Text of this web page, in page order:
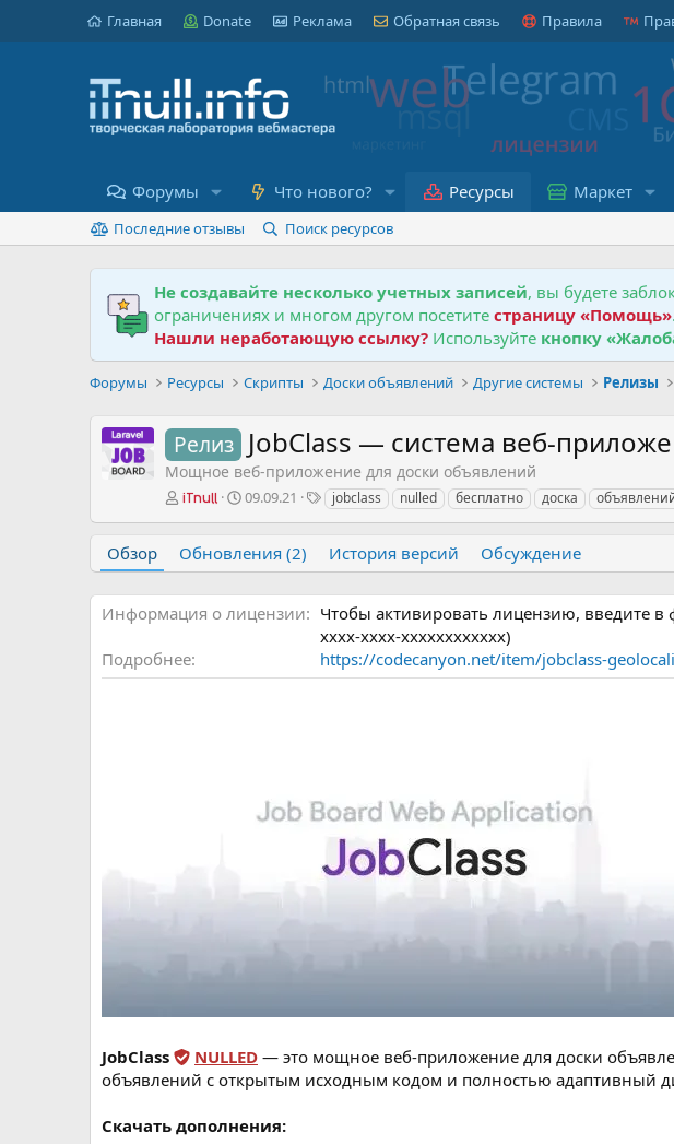
Главная Donate Реклама Обратная связь Правила
Форумы Что нового? Ресурсы Маркет
Последние отзывы Поиск ресурсов
Не создавайте несколько учетных записей, вы будете
ограничениях и многом другом посетите страницу «Помощь».
Нашли неработающую ссылку?Используйте кнопку
Форумы Ресурсы Скрипты Доски объявлений Другие системы Релизы
Релиз JobClass — система веб-
Мощное веб-приложение для доски объявлений
А
о
р
iTnull
Д
а
с
о
з
н
09.09.21
Т
и
jobclass nulled бесплатно доска
Обзор Обновления (2) История версий Обсуждение
Информация о лицензии
Чтобы активировать лицензию, введите
xxxx-xxxx-xxxxxxxxxxxx)
Подробнее
https://codecanyon.net/item/jobclass-
JobClass NULLED — это мощное веб-приложение для доски
объявлений с открытым исходным кодом и полностью адаптивный
Скачать дополнения: